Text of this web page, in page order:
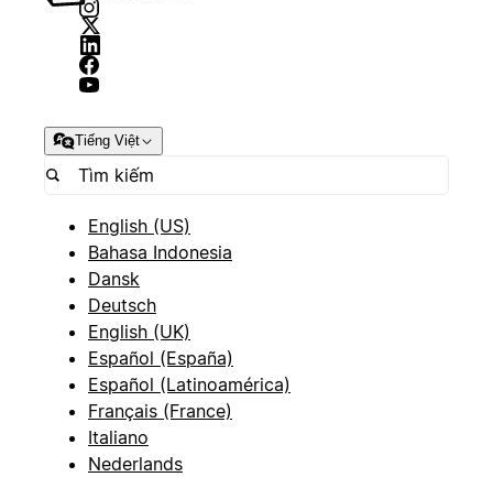
Tiếng Việt
English (US)
Bahasa Indonesia
Dansk
Deutsch
English (UK)
Español (España)
Español (Latinoamérica)
Français (France)
Italiano
Nederlands